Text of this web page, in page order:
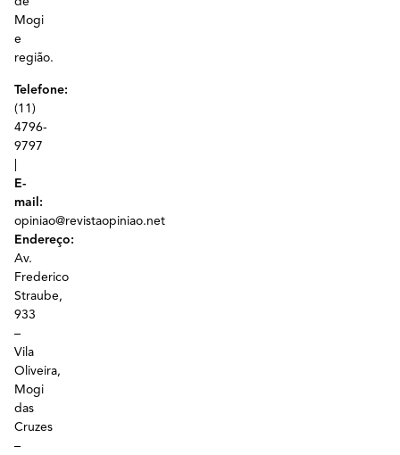
Mogi
e
região.
Telefone:
(11)
4796-
9797
E-
mail:
opiniao@revistaopiniao.net
Endereço:
Av.
Frederico
Straube,
933
–
Vila
Oliveira,
Mogi
das
Cruzes
–